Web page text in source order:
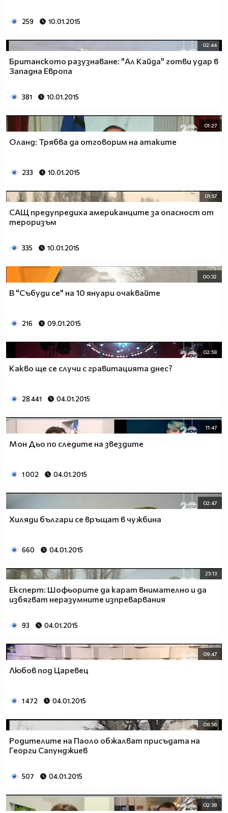
259 10.01.2015
02:44
Британското разузнаване: "Ал Кайда" готви удар в
Западна Европа
381 10.01.2015
01:27
Оланд: Трябва да отговорим на атаките
233 10.01.2015
01:57
САЩ предупредиха американците за опасност от
тероризъм
335 10.01.2015
00:32
В "Събуди се" на 10 януари очаквайте
216 09.01.2015
02:58
Какво ще се случи с гравитацията днес?
28 441 04.01.2015
11:47
Мон Дьо по следите на звездите
1 002 04.01.2015
02:47
Хиляди българи се връщат в чужбина
660 04.01.2015
25:13
Експерт: Шофьорите да карат внимателно и да
избягват неразумните изпреварвания
93 04.01.2015
09:47
Любов под Царевец
1 472 04.01.2015
08:56
Родителите на Паоло обжалват присъдата на
Георги Сапунджиев
507 04.01.2015
02:38